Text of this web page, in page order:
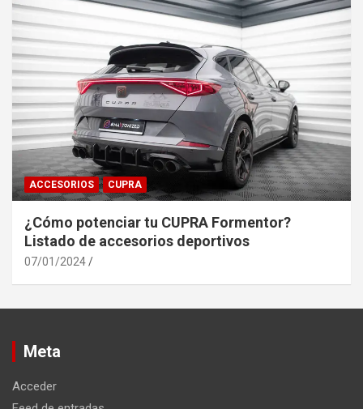
ACCESORIOS CUPRA
¿Cómo potenciar tu CUPRA Formentor?
Listado de accesorios deportivos
07/01/2024
Meta
Acceder